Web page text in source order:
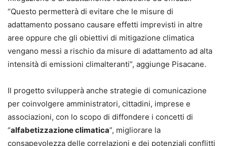
“Questo permetterà di evitare che le misure di
adattamento possano causare effetti imprevisti in altre
aree oppure che gli obiettivi di mitigazione climatica
vengano messi a rischio da misure di adattamento ad alta
intensità di emissioni climalteranti”, aggiunge Pisacane.
Il progetto svilupperà anche strategie di comunicazione
per coinvolgere amministratori, cittadini, imprese e
associazioni, con lo scopo di diffondere i concetti di
“alfabetizzazione climatica”, migliorare la
consapevolezza delle correlazioni e dei potenziali conflitti